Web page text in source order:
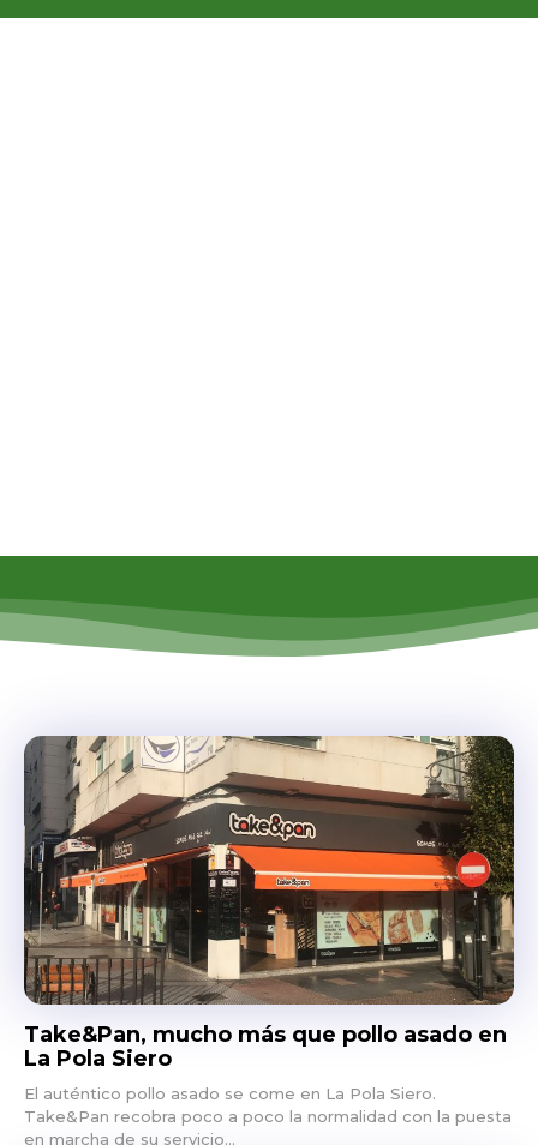
Take&Pan, mucho más que pollo asado en
La Pola Siero
El auténtico pollo asado se come en La Pola Siero.
Take&Pan recobra poco a poco la normalidad con la puesta
en marcha de su servicio...